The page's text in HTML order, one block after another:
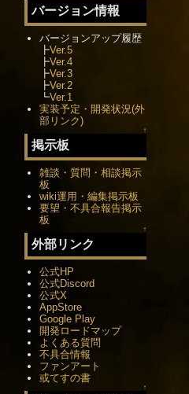
バージョン情報
バージョンアップ履歴
┣Ver.5
┣Ver.4
┣Ver.3
┣Ver.2
┗Ver.1
実装予定・開発状況(外
部リンク)
↑
掲示板
雑談・質問・相談掲示
板
wiki運用・編集掲示板
要望・不具合報告掲示
板
↑
外部リンク
公式HP
公式Discord
公式X
AppStore
Google Play
開発ロードマップ
よくある質問
不具合情報
ファンアート
或てすの書
↑